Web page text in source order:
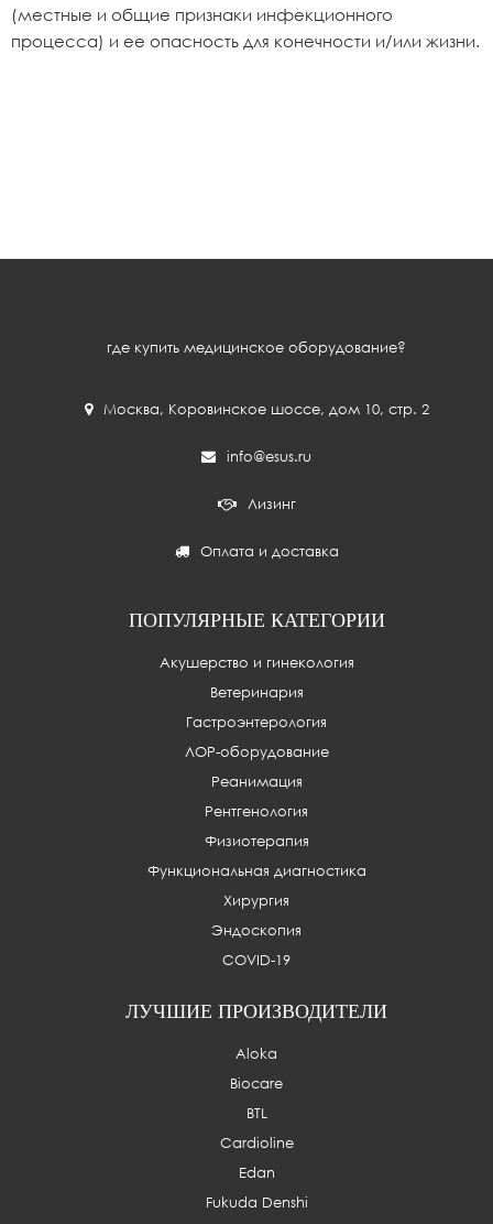
(местные и общие признаки инфекционного
процесса) и ее опасность для конечности и/или жизни.
где купить медицинское оборудование?
Москва, Коровинское шоссе, дом 10, стр. 2
info@esus.ru
Лизинг
Оплата и доставка
ПОПУЛЯРНЫЕ КАТЕГОРИИ
Акушерство и гинекология
Ветеринария
Гастроэнтерология
ЛОР-оборудование
Реанимация
Рентгенология
Физиотерапия
Функциональная диагностика
Хирургия
Эндоскопия
COVID-19
ЛУЧШИЕ ПРОИЗВОДИТЕЛИ
Aloka
Biocare
BTL
Cardioline
Edan
Fukuda Denshi